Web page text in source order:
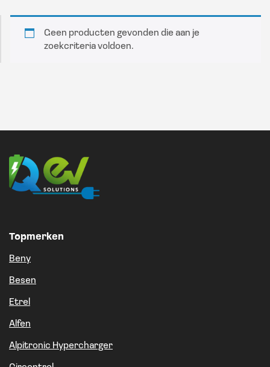
Geen producten gevonden die aan je
zoekcriteria voldoen.
Topmerken
Beny
Besen
Etrel
Alfen
Alpitronic Hypercharger